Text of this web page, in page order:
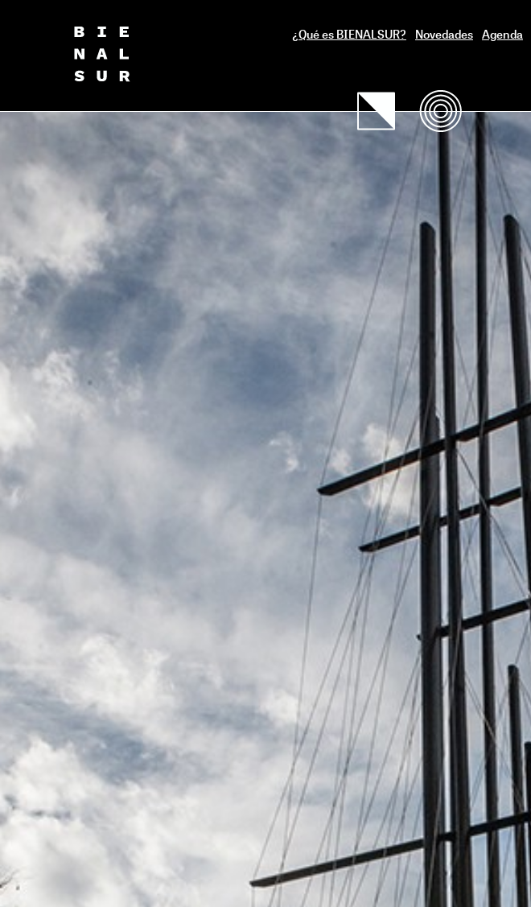
¿Qué es BIENALSUR? Novedades Agenda